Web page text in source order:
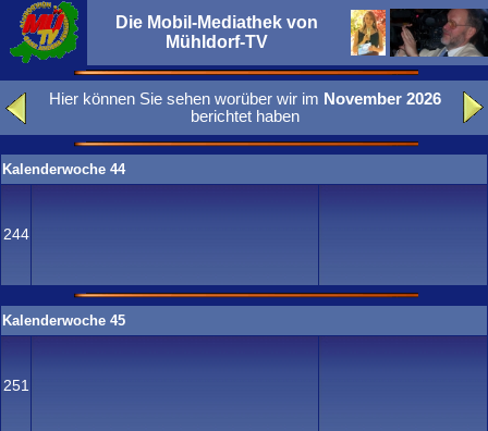
Die Mobil-Mediathek von
Mühldorf-TV
Hier können Sie sehen worüber wir im November 2026
berichtet haben
Kalenderwoche 44
244
Kalenderwoche 45
251